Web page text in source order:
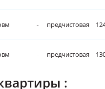
- предчистовая
- предчистовая
: